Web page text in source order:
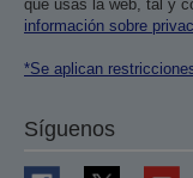
que usas la web, tal y
información sobre
*Se aplican
Síguenos